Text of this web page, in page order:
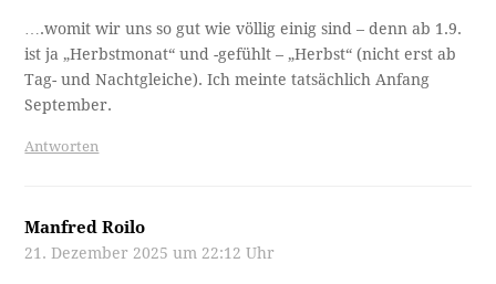
….womit wir uns so gut wie völlig einig sind – denn ab 1.9.
ist ja „Herbstmonat“ und -gefühlt – „Herbst“ (nicht erst ab
Tag- und Nachtgleiche). Ich meinte tatsächlich Anfang
September.
Antworten
Manfred Roilo
21. Dezember 2025 um 22:12 Uhr